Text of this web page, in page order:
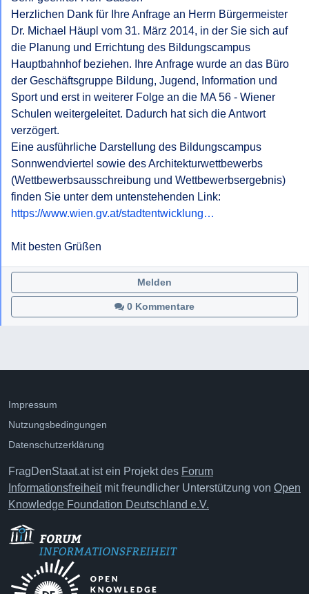
Herzlichen Dank für Ihre Anfrage an Herrn Bürgermeister
Dr. Michael Häupl vom 31. März 2014, in der Sie sich auf
die Planung und Errichtung des Bildungscampus
Hauptbahnhof beziehen. Ihre Anfrage wurde an das Büro
der Geschäftsgruppe Bildung, Jugend, Information und
Sport und erst in weiterer Folge an die MA 56 - Wiener
Schulen weitergeleitet. Dadurch hat sich die Antwort
verzögert.
Eine ausführliche Darstellung des Bildungscampus
Sonnwendviertel sowie des Architekturwettbewerbs
(Wettbewerbsausschreibung und Wettbewerbsergebnis)
https://www.wien.gv.at/stadtentwicklung…
Mit besten Grüßen
0 Kommentare
Melden
Impressum
Nutzungsbedingungen
Datenschutzerklärung
FragDenStaat.at ist ein Projekt des Forum
Informationsfreiheitmit freundlicher Unterstützung von Open
Knowledge Foundation Deutschland e.V.